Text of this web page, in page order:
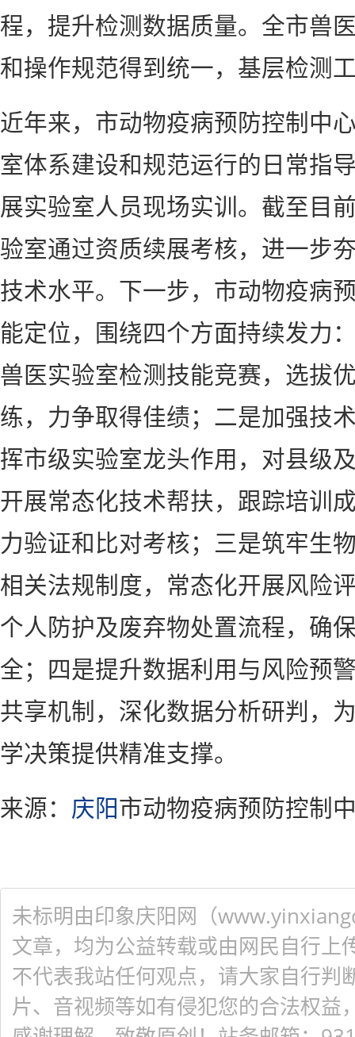
程，提升检测数据质量。全市兽
和操作规范得到统一，基层检测
近年来，市动物疫病预防控制中
室体系建设和规范运行的日常指
展实验室人员现场实训。截至目
验室通过资质续展考核，进一步
技术水平。下一步，市动物疫病
能定位，围绕四个方面持续发力
兽医实验室检测技能竞赛，选拔
练，力争取得佳绩；二是加强技
挥市级实验室龙头作用，对县级
开展常态化技术帮扶，跟踪培训
力验证和比对考核；三是筑牢生
相关法规制度，常态化开展风险
个人防护及废弃物处置流程，确
全；四是提升数据利用与风险预
共享机制，深化数据分析研判，
学决策提供精准支撑。
来源： 庆阳市动物疫病预防控制
未标明由印象庆阳网（
文章，均为公益转载或由网民自行上
不代表我站任何观点，请大家自行判
片、音视频等如有侵犯您的合法权益